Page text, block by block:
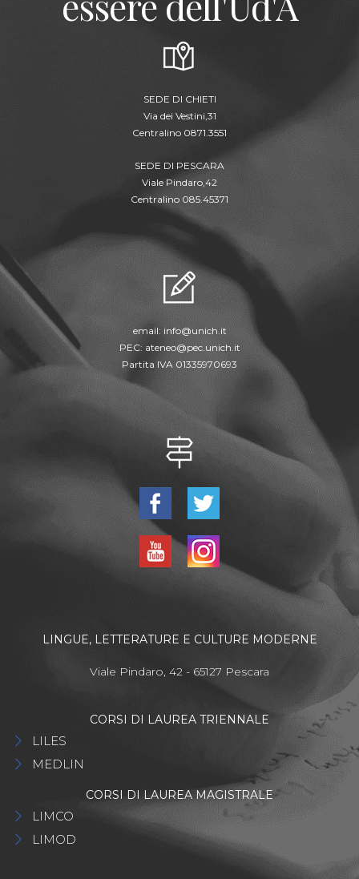
SEDE DI CHIETI
Via dei Vestini,31
Centralino 0871.3551
SEDE DI PESCARA
Viale Pindaro,42
Centralino 085.45371
email: info@unich.it
PEC: ateneo@pec.unich.it
Partita IVA 01335970693
LINGUE, LETTERATURE E CULTURE MODERNE
Viale Pindaro, 42 - 65127 Pescara
CORSI DI LAUREA TRIENNALE
LILES
MEDLIN
CORSI DI LAUREA MAGISTRALE
LIMCO
LIMOD